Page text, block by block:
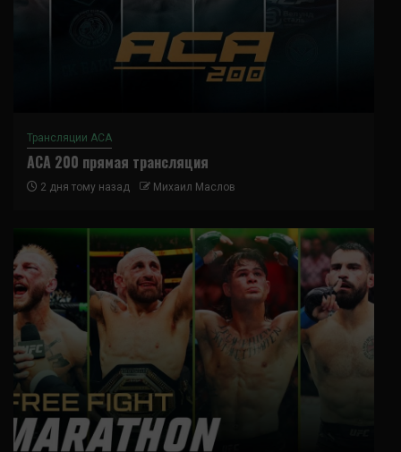
Трансляции ACA
ACA 200 прямая трансляция
2 дня тому назад Михаил Маслов